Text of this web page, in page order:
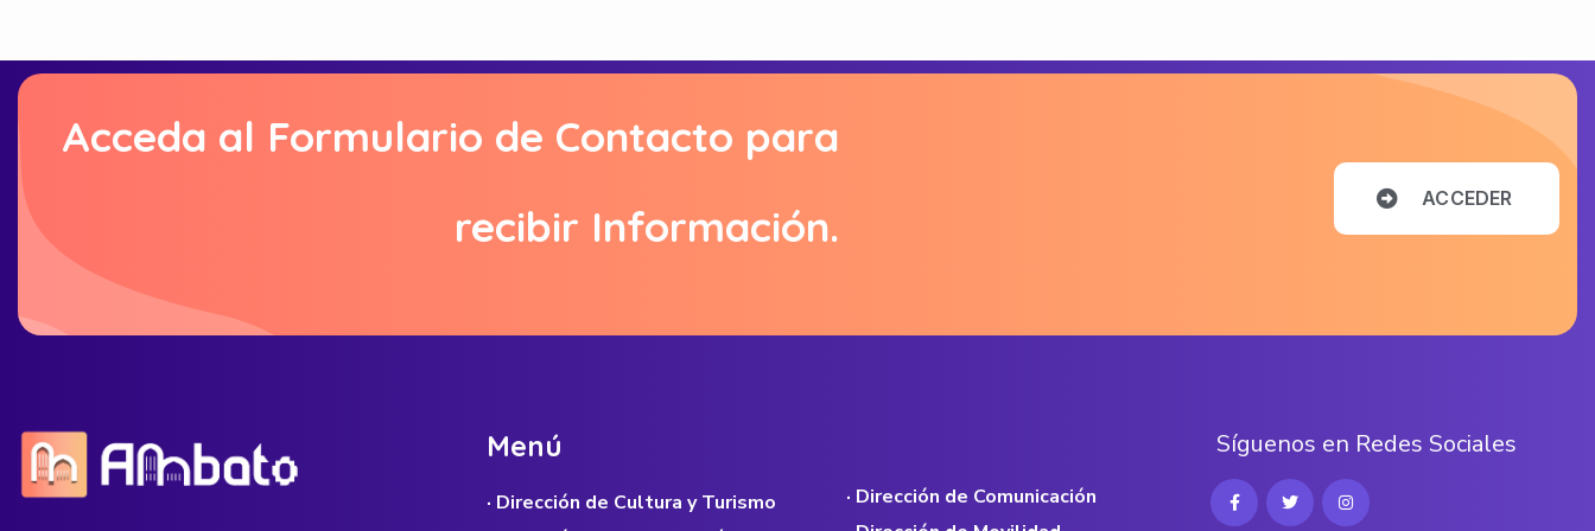
Acceda al Formulario de Contacto para
recibir Información.
ACCEDER
Menú
· Dirección de Cultura y Turismo
· Dirección de Comunicación
Síguenos en Redes Sociales